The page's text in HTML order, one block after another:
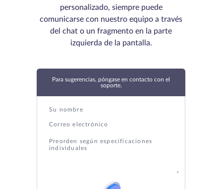
personalizado, siempre puede
comunicarse con nuestro equipo a través
del chat o un fragmento en la parte
izquierda de la pantalla.
Para sugerencias, póngase en contacto con el
soporte.